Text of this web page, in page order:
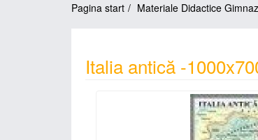
Pagina start Materiale Didactice
Italia antică -